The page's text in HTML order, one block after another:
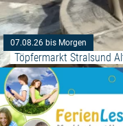
07.08.26 bis Morgen
Töpfermarkt Stralsund